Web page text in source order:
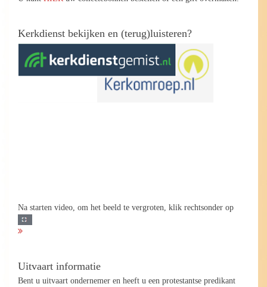
Kerkdienst bekijken en (terug)luisteren?
Na starten video, om het beeld te vergroten, klik rechtsonder op
Uitvaart informatie
Bent u uitvaart ondernemer en heeft u een protestantse predikant